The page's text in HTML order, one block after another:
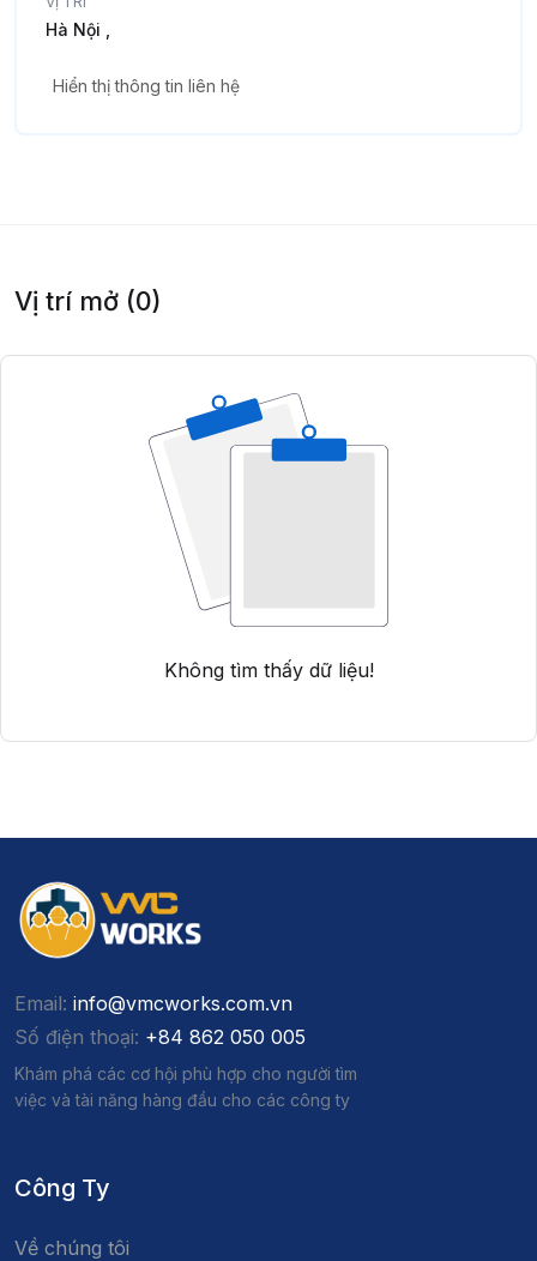
Hà Nội ,
Hiển thị thông tin liên hệ
Vị trí mở (0)
Không tìm thấy dữ liệu!
Email: info@vmcworks.com.vn
Số điện thoại: +84 862 050 005
Khám phá các cơ hội phù hợp cho người tìm
việc và tài năng hàng đầu cho các công ty
Công Ty
Về chúng tôi